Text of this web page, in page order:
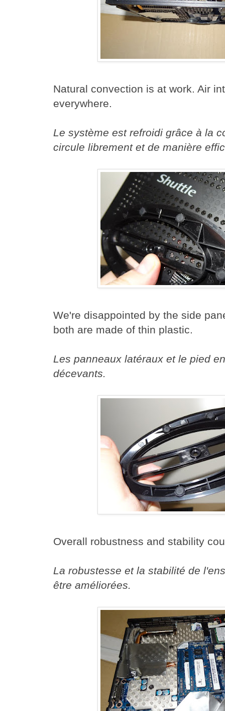
Natural convection is at work. Air
everywhere.
Le système est refroidi grâce à la
circule librement et de manière
We're disappointed by the side
both are made of thin plastic.
Les panneaux latéraux et le pied
décevants.
Overall robustness and stability
La robustesse et la stabilité de
être améliorées.